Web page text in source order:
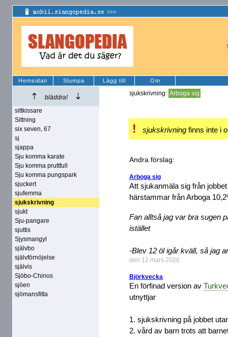
Hemsidan Slumpa Lägg till Om
bläddra!
sittkissare
Sittning
six seven, 67
sj
sjappa
Sju komma karate
Sju komma pruttfull
Sju komma pungspark
sjuckert
sjufemma
sjukskrivning
sjukt
Sju-pangare
sjuttis
Sjysmangyl
självbo
självförnöjelse
självis
Sjöbo-Chinos
sjöen
sjömansfitta
sjukskrivning: Arboga sig
! sjukskrivning finns inte i
Andra förslag:
Arboga sig
Att sjukanmäla sig från
härstammar från Arboga
Fan alltså jag var bra sugen
istället
-Blev 12 öl igår kväll, så jag
den 12 mars 2026
Björkvecka
En förfinad version av
utnyttjar
1. sjukskrivning på jobbet
2. vård av barn trots att